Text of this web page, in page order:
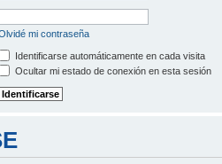
mi contraseña
Identificarse automáticamente en cada visita
Ocultar mi estado de conexión en esta sesión